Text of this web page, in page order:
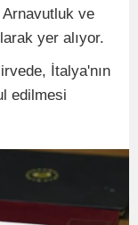
ve
yer alıyor.
İtalya'nın
edilmesi